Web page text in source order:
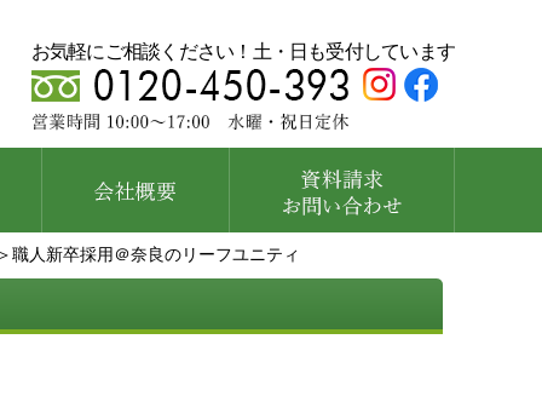
お気軽にご相談ください！土・日も受付しています
＞職人新卒採用＠奈良のリーフユニティ